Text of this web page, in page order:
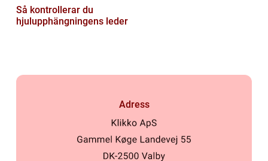
Så kontrollerar du
hjulupphängningens leder
Adress